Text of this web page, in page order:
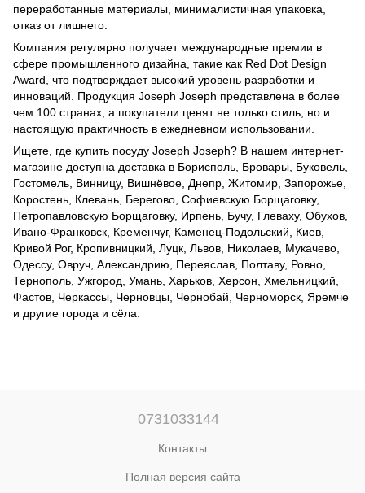
переработанные материалы, минималистичная упаковка,
отказ от лишнего.
Компания регулярно получает международные премии в
сфере промышленного дизайна, такие как Red Dot Design
Award, что подтверждает высокий уровень разработки и
инноваций. Продукция Joseph Joseph представлена в более
чем 100 странах, а покупатели ценят не только стиль, но и
настоящую практичность в ежедневном использовании.
Ищете, где купить посуду Joseph Joseph? В нашем интернет-
магазине доступна доставка в Борисполь, Бровары, Буковель,
Гостомель, Винницу, Вишнёвое, Днепр, Житомир, Запорожье,
Коростень, Клевань, Берегово, Софиевскую Борщаговку,
Петропавловскую Борщаговку, Ирпень, Бучу, Глеваху, Обухов,
Ивано-Франковск, Кременчуг, Каменец-Подольский, Киев,
Кривой Рог, Кропивницкий, Луцк, Львов, Николаев, Мукачево,
Одессу, Овруч, Александрию, Переяслав, Полтаву, Ровно,
Тернополь, Ужгород, Умань, Харьков, Херсон, Хмельницкий,
Фастов, Черкассы, Черновцы, Чернобай, Черноморск, Яремче
и другие города и сёла.
0731033144
Контакты
Полная версия сайта